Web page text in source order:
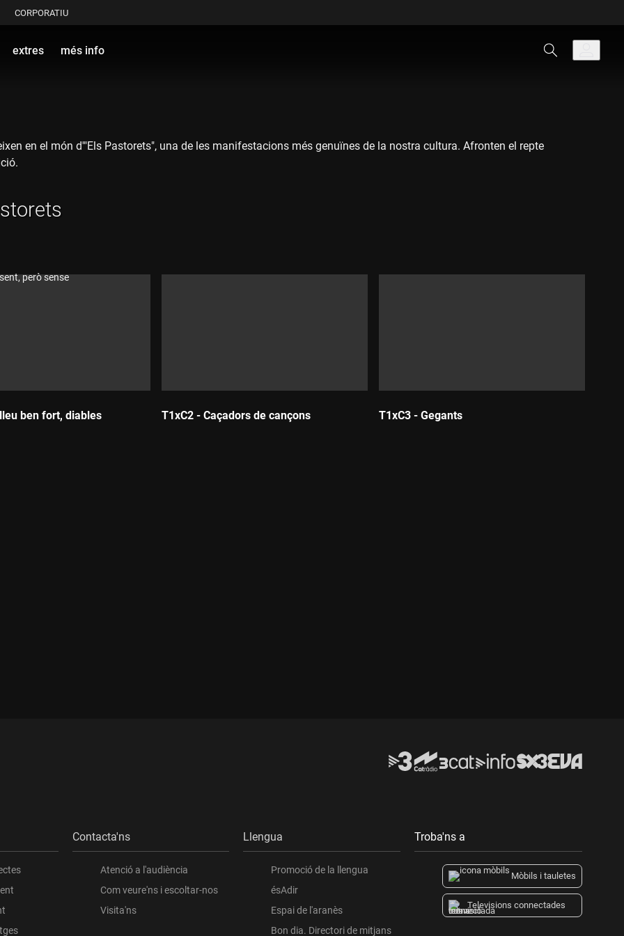
CORPORATIU
extres més info
però sense
en el món d'"Els Pastorets", una de les manifestacions més genuïnes de la nostra cultura. Afronten el repte
ben fort, diables T1xC2 - Caçadors de cançons T1xC3 - Gegants
Contacta'ns
Atenció a l'audiència
Com veure'ns i escoltar-nos
Visita'ns
Llengua
Promoció de la llengua
ésAdir
Espai de l'aranès
Bon dia. Directori de mitjans
Troba'ns a
Mòbils i tauletes
Televisions connectades